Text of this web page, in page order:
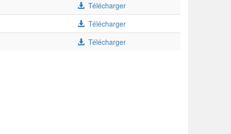
Télécharger
Télécharger
Télécharger